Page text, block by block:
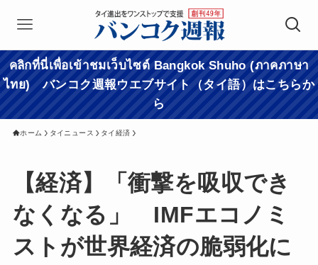
คลิกที่นี่เพื่อเข้าชมเว็บไซต์ Bangkok Shuho (ภาคภาษา
ไทย) バンコク週報ウエブサイト（タイ語）はこちらか
ら
ホーム タイニュース タイ経済
【経済】「衝撃を吸収でき
なくなる」 IMFエコノミ
ストが世界経済の脆弱化に